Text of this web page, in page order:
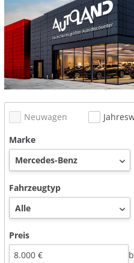
Neuwagen
Marke
Fahrzeugtyp
Preis